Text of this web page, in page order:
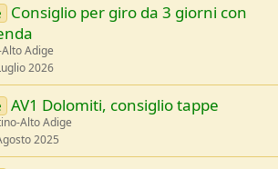
Consiglio per giro da 3 giorni con
Adige
2026
AV1 Dolomiti, consiglio tappe
Alto Adige
2025